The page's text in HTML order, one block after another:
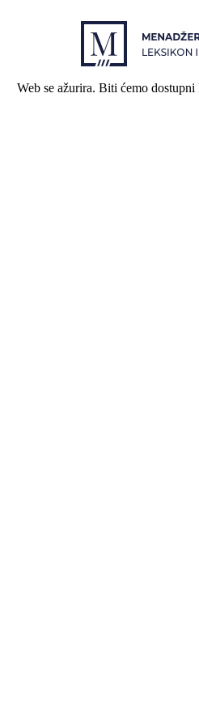
Web se ažurira. Biti ćemo